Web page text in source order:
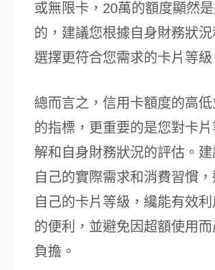
或無限卡，20萬的額度顯然
的，建議您根據自身財務狀況
選擇更符合您需求的卡片等級
總而言之，信用卡額度的高
的指標，更重要的是您對卡
解和自身財務狀況的評估。
自己的實際需求和消費習慣
自己的卡片等級，纔能有效
的便利，並避免因超額使用
負擔。